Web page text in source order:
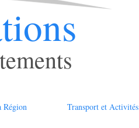
Région Transport et Activités